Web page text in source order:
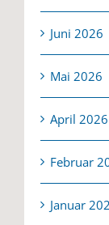
Juni 2026
Mai 2026
April 2026
Februar
Januar